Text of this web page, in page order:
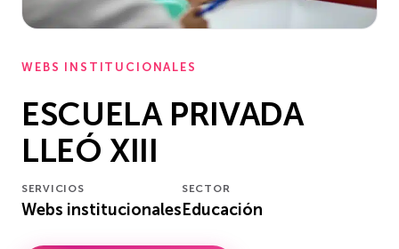
WEBS INSTITUCIONALES
ESCUELA PRIVADA
LLEÓ XIII
SERVICIOS
Webs institucionales
SECTOR
Educación